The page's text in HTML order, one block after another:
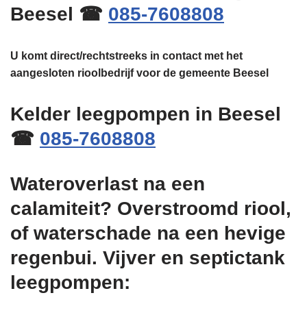
Beesel ☎ 085-7608808
U komt direct/rechtstreeks in contact met het
aangesloten rioolbedrijf voor de gemeente Beesel
Kelder leegpompen in Beesel
☎ 085-7608808
Wateroverlast na een
calamiteit? Overstroomd riool,
of waterschade na een hevige
regenbui. Vijver en septictank
leegpompen: